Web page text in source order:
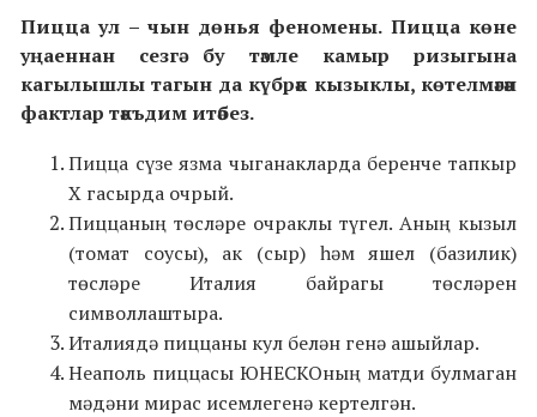
Пицца ул –чын дөнья феномены. Пицца көне
уңаеннан сезгә бу тәмле камыр ризыгына
кагылышлы тагын да күбрәк кызыклы, көтелмәгән
фактлар тәкъдим итәбез.
Пицца сүзе язма чыганакларда беренче тапкыр
X гасырда очрый.
Пиццаның төсләре очраклы түгел. Аның кызыл
(томат соусы), ак (сыр) һәм яшел (базилик)
төсләре Италия байрагы төсләрен
символлаштыра.
Италиядә пиццаны кул белән генә ашыйлар.
Неаполь пиццасы ЮНЕСКОның матди булмаган
мәдәни мирас исемлегенә кертелгән.